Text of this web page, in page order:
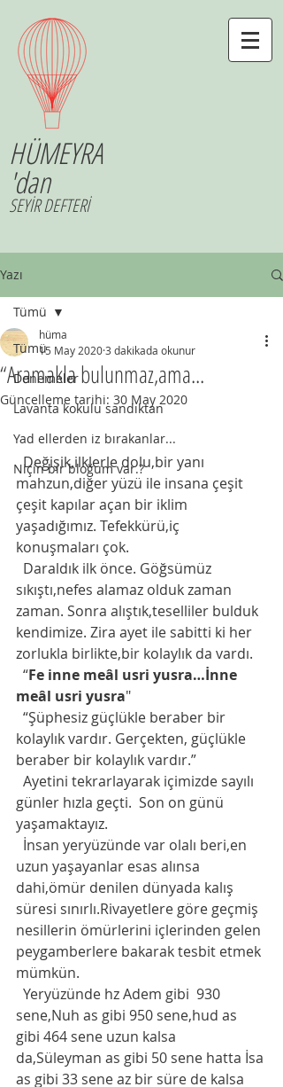
HÜMEYRA
'dan
SEYİR DEFTERİ
Yazı
Tümü
Denemeler
Lavanta kokulu sandıktan
Yad ellerden iz bırakanlar...
Niçin bir bloğum var.?
Tümü
“Aramakla bulunmaz,ama...
hüma
15 May 20203 dakikada okunur
Güncelleme tarihi: 30 May 2020
  Değişik,ilklerle dolu,bir yanı
mahzun,diğer yüzü ile insana çeşit
çeşit kapılar açan bir iklim
yaşadığımız. Tefekkürü,iç
konuşmaları çok.
sıkıştı,nefes alamaz olduk zaman
zaman. Sonra alıştık,teselliler bulduk
kendimize. Zira ayet ile sabitti ki her
zorlukla birlikte,bir kolaylık da vardı.
  “
Fe inne meâl usri yusra…İnne
meâl usri yusra"
kolaylık vardır. Gerçekten, güçlükle
beraber bir kolaylık vardır.”
günler hızla geçti.  Son on günü
yaşamaktayız.
uzun yaşayanlar esas alınsa
dahi,ömür denilen dünyada kalış
süresi sınırlı.Rivayetlere göre geçmiş
nesillerin ömürlerini içlerinden gelen
peygamberlere bakarak tesbit etmek
mümkün.
sene,Nuh as gibi 950 sene,hud as
gibi 464 sene uzun kalsa
da,Süleyman as gibi 50 sene hatta İsa
as gibi 33 sene az bir süre de kalsa